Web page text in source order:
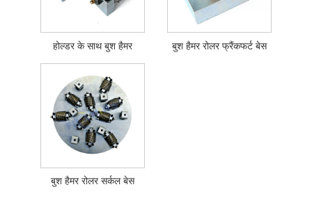
होल्डर के साथ बुश हैमर बुश हैमर रोलर फ्रैंकफर्ट बेस
बुश हैमर रोलर सर्कल बेस